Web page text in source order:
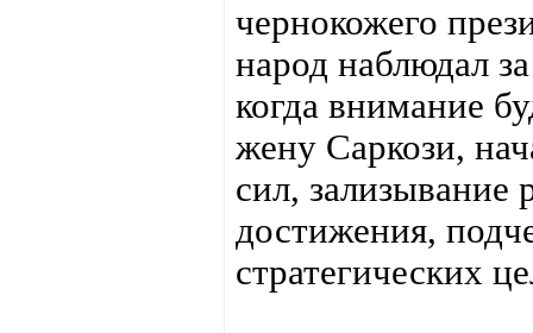
чернокожего
народ наблюдал
когда внимание
жену Саркози,
сил, зализывание
достижения,
стратегических